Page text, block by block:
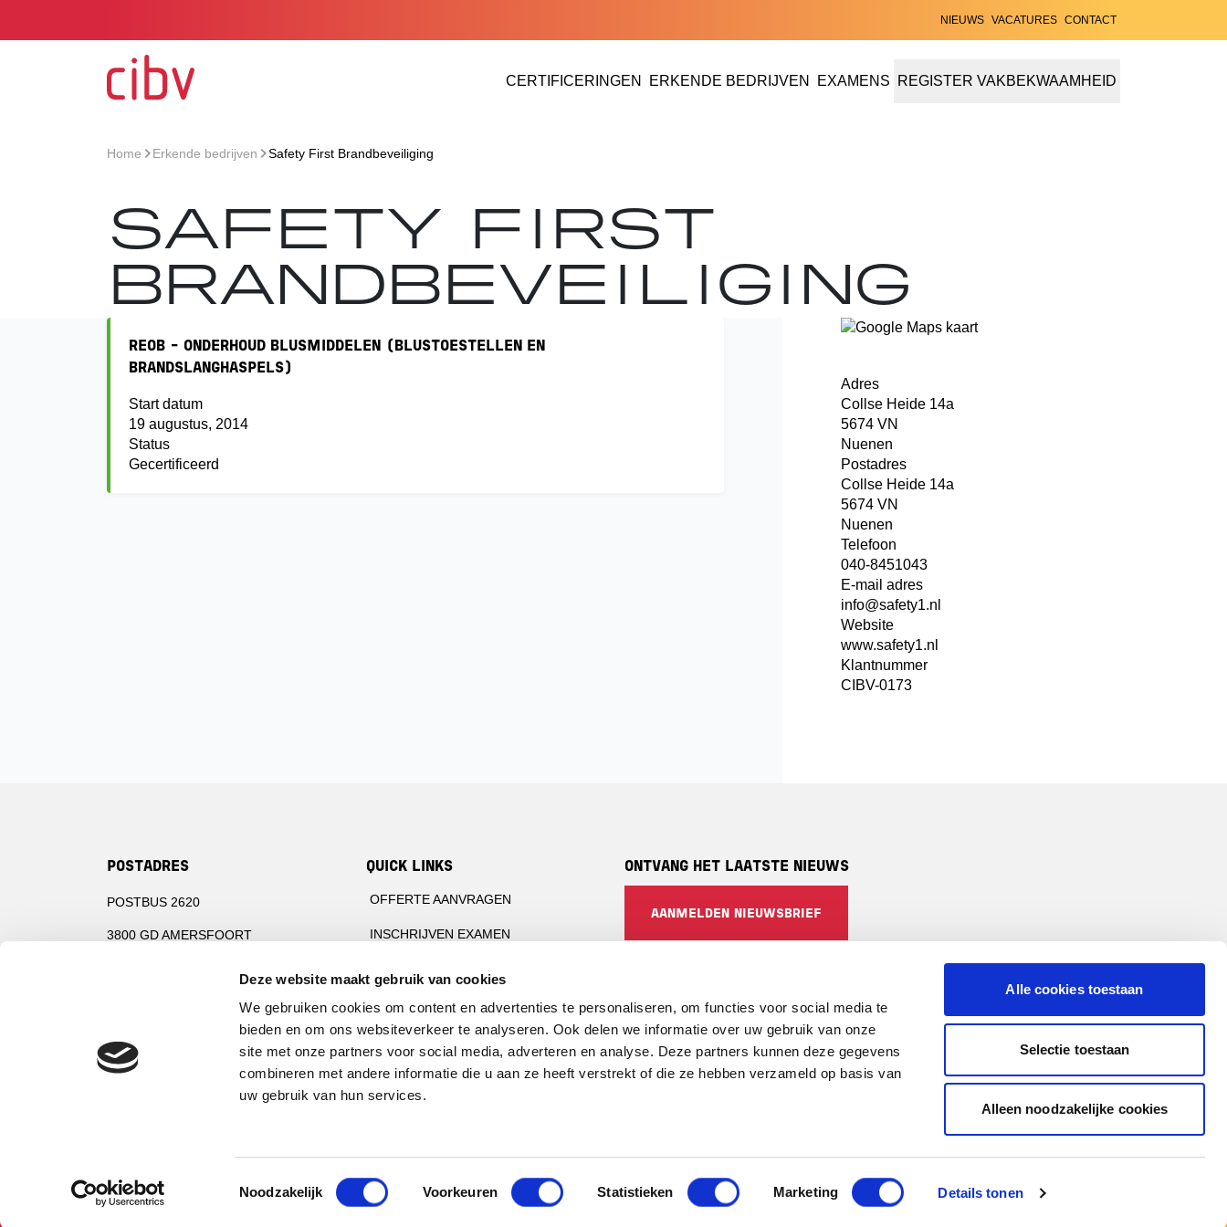
Deze website maakt gebruik van cookies
We gebruiken cookies om content en advertenties te personaliseren, om functies voor social media te
bieden en om ons websiteverkeer te analyseren. Ook delen we informatie over uw gebruik van onze
site met onze partners voor social media, adverteren en analyse. Deze partners kunnen deze gegevens
combineren met andere informatie die u aan ze heeft verstrekt of die ze hebben verzameld op basis van
uw gebruik van hun services.
Toestemmingsselectie
Noodzakelijk Voorkeuren Statistieken Marketing Details tonen
Alle cookies toestaan
Selectie toestaan
Alleen noodzakelijke cookies
NIEUWS VACATURES CONTACT
CERTIFICERINGEN ERKENDE BEDRIJVEN
ERKENDE BEDRIJVEN EN CERTIFICERINGEN
EXAMENS REGISTER VAKBEKWAAMHEID
Home > Erkende bedrijven > Safety First Brandbeveiliging
SAFETY FIRST
BRANDBEVEILIGING
REOB - ONDERHOUD BLUSMIDDELEN (BLUSTOESTELLEN EN
BRANDSLANGHASPELS)
Start datum
19 augustus, 2014
Status
Gecertificeerd
Adres
Collse Heide 14a
5674 VN
Nuenen
Postadres
Collse Heide 14a
5674 VN
Nuenen
Telefoon
040-8451043
E-mail adres
info@safety1.nl
Website
www.safety1.nl
Klantnummer
CIBV-0173
POSTADRES
POSTBUS 2620
3800 GD AMERSFOORT
3821 BB AMERSFOORT
QUICK LINKS
OFFERTE AANVRAGEN
INSCHRIJVEN EXAMEN
CIBV CERTIFICATEN PORTAL
AFKORTINGEN
LINKS
ONTVANG HET LAATSTE NIEUWS
AANMELDEN NIEUWSBRIEF
LinkedIn
©2026 Certificatie Instelling voor Beveiliging en Veiligheid B.V. PRIVACYBELEID ALGEMENE VOORWAARDEN